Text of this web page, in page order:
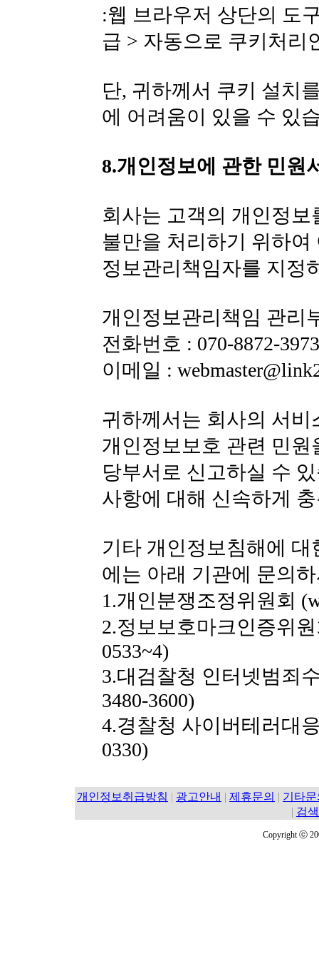
:웹 브라우저 상단의 도
급 > 자동으로 쿠키처리
단, 귀하께서 쿠키 설치
에 어려움이 있을 수 있
8.개인정보에 관한 민원
회사는 고객의 개인정
불만을 처리하기 위하
정보관리책임자를 지정
개인정보관리책임 관리
전화번호 : 070-8872-3973
이메일 :
귀하께서는 회사의 서
개인정보보호 관련 민
당부서로 신고하실 수
사항에 대해 신속하게
기타 개인정보침해에
에는 아래 기관에 문의
1.개인분쟁조정위원회
2.정보보호마크인증위원
0533~4)
3.대검찰청 인터넷범죄
3480-3600)
4.경찰청 사이버테러대
0330)
개인정보취급방침 | 광고안내 | 제휴문의 | 기타
| 검
Copyright ⓒ